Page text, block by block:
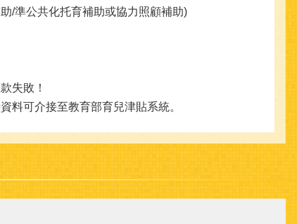
/準公共化托育補助或協力照顧補助)
失敗！
料可介接至教育部育兒津貼系統。